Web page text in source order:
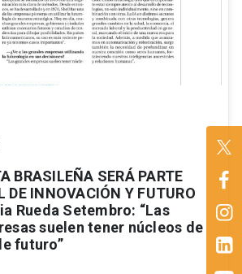
BRASILEÑA SERÁ PARTE
DE INNOVACIÓN Y FUTURO
Rueda Setembro: “Las
suelen tener núcleos de
futuro”